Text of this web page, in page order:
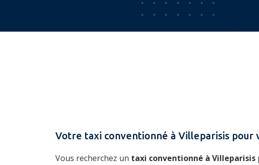
Votre taxi conventionné à Villeparisis pour
Vous recherchez un taxi conventionné à Villeparisis